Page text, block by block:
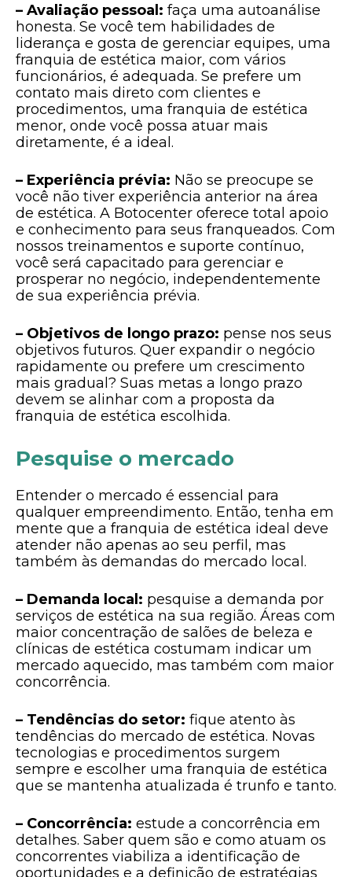
– Avaliação pessoal: faça uma autoanálise
honesta. Se você tem habilidades de
liderança e gosta de gerenciar equipes, uma
franquia de estética maior, com vários
funcionários, é adequada. Se prefere um
contato mais direto com clientes e
procedimentos, uma franquia de estética
menor, onde você possa atuar mais
diretamente, é a ideal.
– Experiência prévia: Não se preocupe se
você não tiver experiência anterior na área
de estética. A Botocenter oferece total apoio
e conhecimento para seus franqueados. Com
nossos treinamentos e suporte contínuo,
você será capacitado para gerenciar e
prosperar no negócio, independentemente
de sua experiência prévia.
– Objetivos de longo prazo: pense nos seus
objetivos futuros. Quer expandir o negócio
rapidamente ou prefere um crescimento
mais gradual? Suas metas a longo prazo
devem se alinhar com a proposta da
franquia de estética escolhida.
Pesquise o mercado
Entender o mercado é essencial para
qualquer empreendimento. Então, tenha em
mente que a franquia de estética ideal deve
atender não apenas ao seu perfil, mas
também às demandas do mercado local.
– Demanda local: pesquise a demanda por
serviços de estética na sua região. Áreas com
maior concentração de salões de beleza e
clínicas de estética costumam indicar um
mercado aquecido, mas também com maior
concorrência.
– Tendências do setor: fique atento às
tendências do mercado de estética. Novas
tecnologias e procedimentos surgem
sempre e escolher uma franquia de estética
que se mantenha atualizada é trunfo e tanto.
– Concorrência: estude a concorrência em
detalhes. Saber quem são e como atuam os
concorrentes viabiliza a identificação de
oportunidades e a definição de estratégias